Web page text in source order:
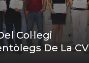
Col·legi
De La CV